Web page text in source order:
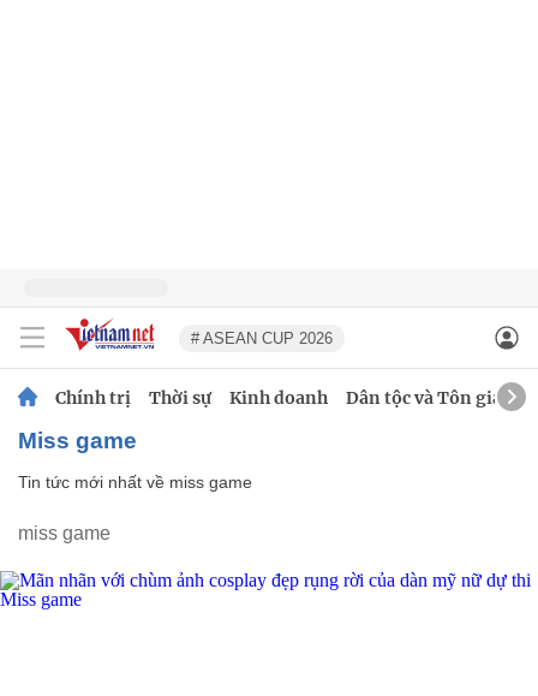
# ASEAN CUP 2026
Chính trị Thời sự Kinh doanh Dân tộc và Tôn giáo
miss game
Tin tức mới nhất về miss game
miss game